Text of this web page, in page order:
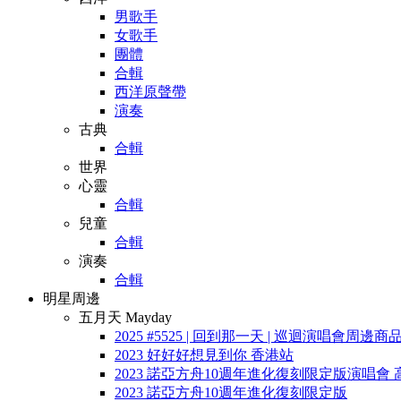
男歌手
女歌手
團體
合輯
西洋原聲帶
演奏
古典
合輯
世界
心靈
合輯
兒童
合輯
演奏
合輯
明星周邊
五月天 Mayday
2025 #5525 | 回到那一天 | 巡迴演唱會周邊商品
2023 好好好想見到你 香港站
2023 諾亞方舟10週年進化復刻限定版演唱會
2023 諾亞方舟10週年進化復刻限定版